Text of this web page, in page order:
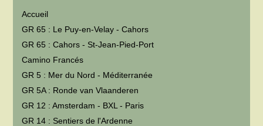
Accueil
GR 65 : Le Puy-en-Velay - Cahors
GR 65 : Cahors - St-Jean-Pied-Port
Camino Francés
GR 5 : Mer du Nord - Méditerranée
GR 5A : Ronde van Vlaanderen
GR 12 : Amsterdam - BXL - Paris
GR 14 : Sentiers de l'Ardenne